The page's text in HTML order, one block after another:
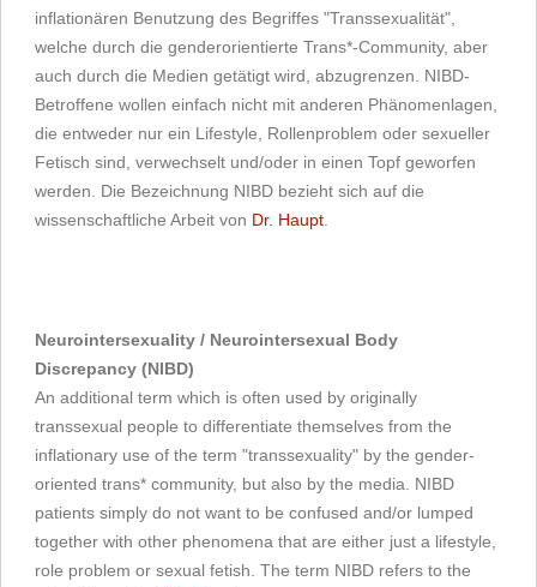
inflationären Benutzung des Begriffes "Transsexualität",
welche durch die genderorientierte Trans*-Community, aber
auch durch die Medien getätigt wird, abzugrenzen. NIBD-
Betroffene wollen einfach nicht mit anderen Phänomenlagen,
die entweder nur ein Lifestyle, Rollenproblem oder sexueller
Fetisch sind, verwechselt und/oder in einen Topf geworfen
werden. Die Bezeichnung NIBD bezieht sich auf die
wissenschaftliche Arbeit von Dr. Haupt
Neurointersexuality / Neurointersexual Body
Discrepancy (NIBD)
An additional term which is often used by originally
transsexual people to differentiate themselves from the
inflationary use of the term "transsexuality" by the gender-
oriented trans* community, but also by the media. NIBD
patients simply do not want to be confused and/or lumped
together with other phenomena that are either just a lifestyle,
role problem or sexual fetish. The term NIBD refers to the